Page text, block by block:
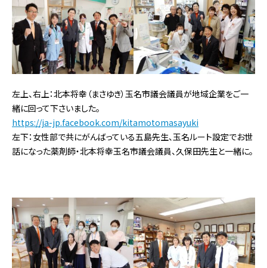
左上、右上：北本将幸（まさゆき）玉名市議会議員が地域企業をご一
緒に回って下さいました。
https://ja-jp.facebook.com/kitamotomasayuki
左下：女性部で共にがんばっている五島先生、玉名ルート設定でお世
話になった薬剤師・北本将幸玉名市議会議員、久保田先生と一緒に。